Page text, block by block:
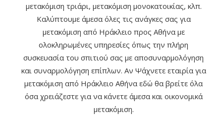
μετακόμιση τριάρι, μετακόμιση μονοκατοικίας, κλπ.
Καλύπτουμε άμεσα όλες τις ανάγκες σας για
μετακόμιση από Ηράκλειο προς Αθήνα με
ολοκληρωμένες υπηρεσίες όπως την πλήρη
συσκευασία του σπιτιού σας με αποσυναρμολόγηση
και συναρμολόγηση επίπλων. Αν Ψάχνετε εταιρία για
μετακόμιση από Ηράκλειο Αθήνα εδώ θα βρείτε όλα
όσα χρειάζεστε για να κάνετε άμεσα και οικονομικά
μετακόμιση.